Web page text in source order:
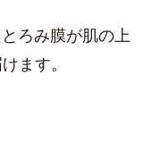
ろみ膜が肌の上
ます。